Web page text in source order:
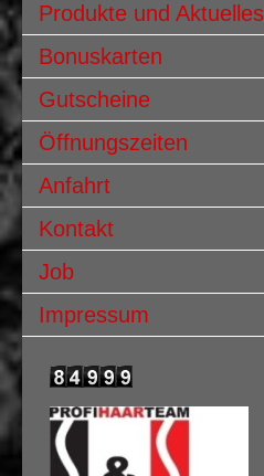
Produkte und Aktuelles
Bonuskarten
Gutscheine
Öffnungszeiten
Anfahrt
Kontakt
Job
Impressum